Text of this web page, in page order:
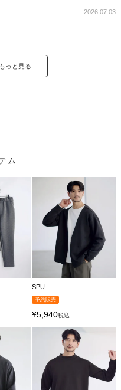
2026.07.03
っと見る
ム
SPU
予約販売
¥5,940税込